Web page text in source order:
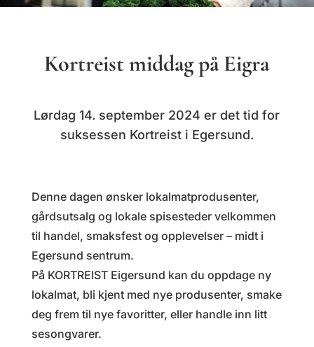
Kortreist middag på Eigra
Lørdag 14. september 2024 er det tid for
suksessen Kortreist i Egersund.
Denne dagen ønsker lokalmatprodusenter,
gårdsutsalg og lokale spisesteder velkommen
til handel, smaksfest og opplevelser – midt i
Egersund sentrum.
På KORTREIST Eigersund kan du oppdage ny
lokalmat, bli kjent med nye produsenter, smake
deg frem til nye favoritter, eller handle inn litt
sesongvarer.